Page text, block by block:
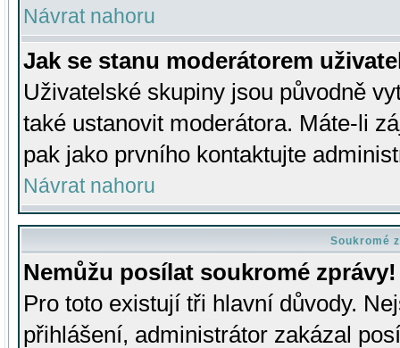
Návrat nahoru
Jak se stanu moderátorem
Uživatelské skupiny jsou původně
také ustanovit moderátora. Máte-li
pak jako prvního kontaktujte
Návrat nahoru
Soukromé
Nemůžu posílat soukromé zprávy!
Pro toto existují tři hlavní důvody.
přihlášení, administrátor zakázal